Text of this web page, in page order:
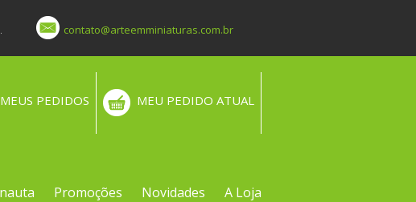
contato@arteemminiaturas.com.br
MEU PEDIDO ATUAL
MEUS PEDIDOS
Promoções Novidades A Loja